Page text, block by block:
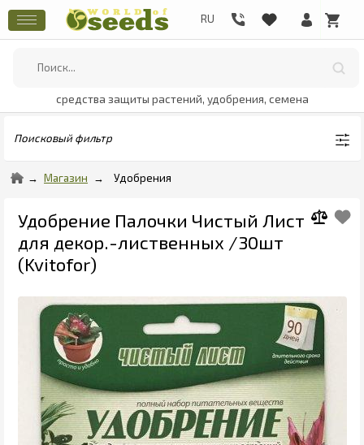
средства защиты растений, удобрения, семена
Поисковый фильтр
Магазин Удобрения
Удобрение Палочки Чистый Лист
для декор.-лиственных /30шт
(Kvitofor)